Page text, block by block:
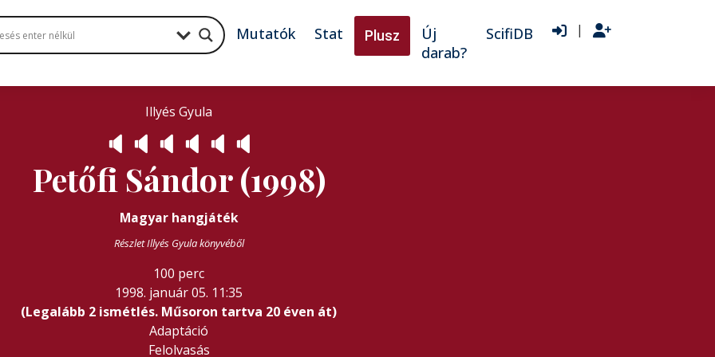
Mutatók Stat Plusz
Új
darab?
ScifiDB |
Illyés Gyula
🔈 🔈 🔈 🔈 🔈 🔈
Petőfi Sándor (1998)
Magyar hangjáték
Részlet Illyés Gyula könyvéből
100 perc
1998. január 05. 11:35
(Legalább 2 ismétlés. Műsoron tartva 20 éven át)
Adaptáció
Felolvasás